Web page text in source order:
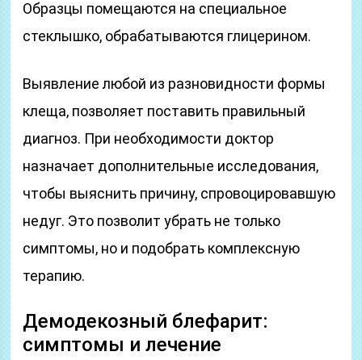
Образцы помещаются на специальное
стеклышко, обрабатываются глицерином.
Выявление любой из разновидности формы
клеща, позволяет поставить правильный
диагноз. При необходимости доктор
назначает дополнительные исследования,
чтобы выяснить причину, спровоцировавшую
недуг. Это позволит убрать не только
симптомы, но и подобрать комплексную
терапию.
Демодекозный блефарит:
симптомы и лечение